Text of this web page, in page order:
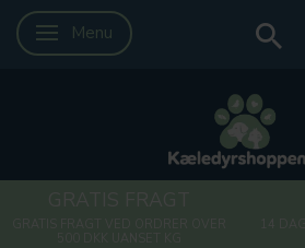
Skifte navigation
Menu